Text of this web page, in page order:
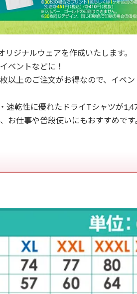
ジナルウェアを作成いたします。
ベントなどに！
以上のご注文がお得なので、イベ
乾性に優れたドライTシャツが
お仕事や普段使いにもおすすめです